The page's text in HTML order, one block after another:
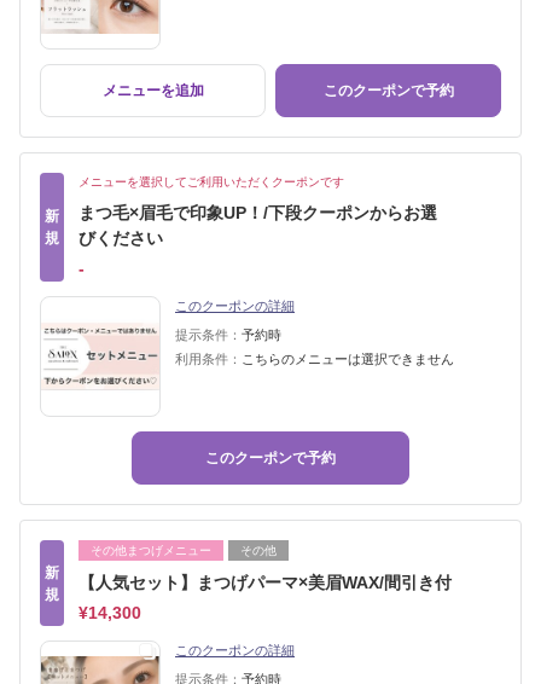
メニューを追加 このクーポンで予約
新
規
メニューを選択してご利用いただくクーポンです
まつ毛×眉毛で印象UP！/下段クーポンからお選
びください
‐
このクーポンの詳細
提示条件： 予約時
利用条件： こちらのメニューは選択できません
このクーポンで予約
新
規
その他まつげメニュー その他
【人気セット】まつげパーマ×美眉WAX/間引き付
¥14,300
このクーポンの詳細
提示条件： 予約時